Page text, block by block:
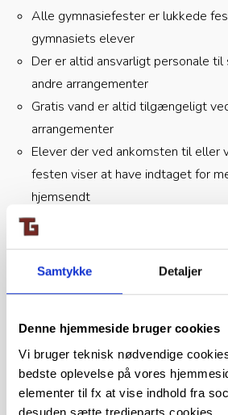
Samtykke Detaljer
Denne hjemmeside bruger cookies
Vi bruger teknisk nødvendige
bedste oplevelse på vores
elementer til fx at vise indhold fra
desuden sætte tredjeparts cookies.
Alle gymnasiefester er lukkede
gymnasiets elever
Der er altid ansvarligt personale
andre arrangementer
Gratis vand er altid tilgængeligt
arrangementer
Elever der ved ankomsten til
festen viser at have indtaget for
hjemsendt
Den enkelte skole kan teste
sende dem hjem ved en promille
Sendes elever hjem fra fester,
end 5% ved fester. Dog kan der
gallafest og studentermiddag
udskænkes vin.
Det er kun ved ovenstående typer